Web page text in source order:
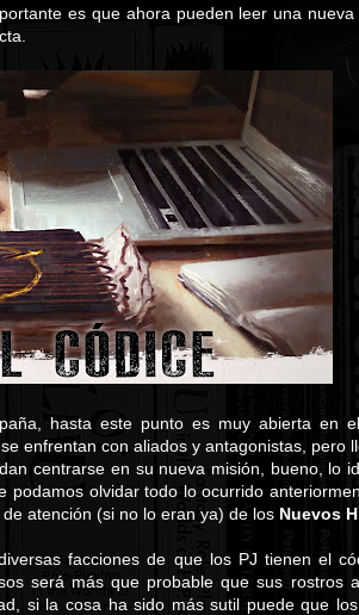
es que ahora pueden leer una
hasta este punto es muy abierta en
enfrentan con aliados y antagonistas, pero
centrarse en su nueva misión, bueno, lo
olvidar todo lo ocurrido
atención (si no lo eran ya) de los Nuevos
facciones de que los PJ tienen el
será más que probable que sus rostros
si la cosa ha sido más sutil puede que los